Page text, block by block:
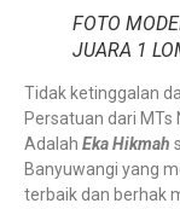
FOTO
JUARA 1
Tidak ketinggalan
Persatuan dari MTs
Adalah Eka Hikmah
Banyuwangi yang
terbaik dan berhak